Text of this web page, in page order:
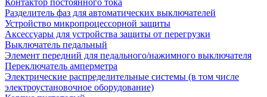
Контактор постоянного тока
Разделитель фаз для автоматических выключателей
Устройство микропроцессорной защиты
Аксессуары для устройства защиты от перегрузки
Выключатель педальный
Элемент передний для педального/нажимного выключателя
Переключатель амперметра
Электрические распределительные системы (в том числе
электроустановочное оборудование)